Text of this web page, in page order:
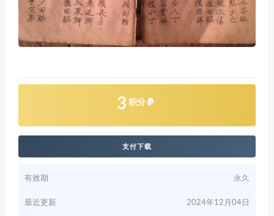
3 积分
支付下载
有效期 永久
最近更新 2024年12月04日